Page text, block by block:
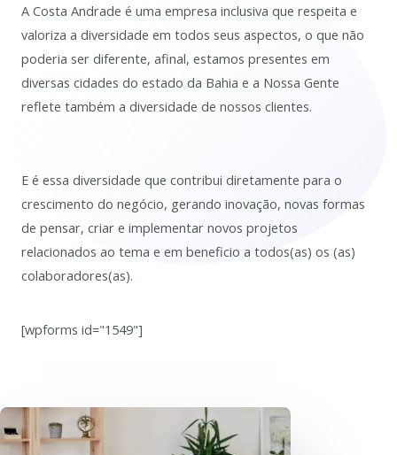
A Costa Andrade é uma empresa inclusiva que respeita e
valoriza a diversidade em todos seus aspectos, o que não
poderia ser diferente, afinal, estamos presentes em
diversas cidades do estado da Bahia e a Nossa Gente
reflete também a diversidade de nossos clientes.
E é essa diversidade que contribui diretamente para o
crescimento do negócio, gerando inovação, novas formas
de pensar, criar e implementar novos projetos
relacionados ao tema e em beneficio a todos(as) os (as)
colaboradores(as).
[wpforms id="1549"]